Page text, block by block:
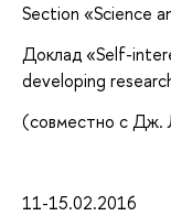
Section «Science
Доклад «Self-
developing
(совместно с Дж.
11-15.02.2016